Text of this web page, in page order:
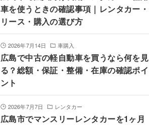
車を使うときの確認事項｜レンタカー・
リース・購入の選び方
2026年7月14日 車購入
広島で中古の軽自動車を買うなら何を見
る？総額・保証・整備・在庫の確認ポイ
ント
2026年7月7日 レンタカー
広島市でマンスリーレンタカーを1ヶ月